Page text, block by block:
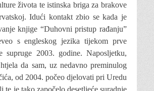
života te istinska briga za brakove
Idući kontakt zbio se kada je
knjige “Duhovni pri­stup rađanju”
s engleskog jezika tijekom prve
supru­ge 2003. godine. Naposljetku,
da sam, uz nedavno preminulog
od 2004. počeo djelo­vati pri Uredu
je tako započelo desetljeće suradnje